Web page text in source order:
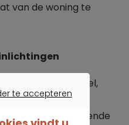
van de woning te
als kantoor, winkel,
in de
de verschillende
te accepteren